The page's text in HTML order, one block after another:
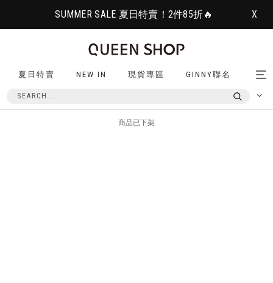
SUMMER SALE 夏日特賣！2件85折🔥 X
夏日特賣 NEW IN 現貨專區 GINNY聯名
商品已下架